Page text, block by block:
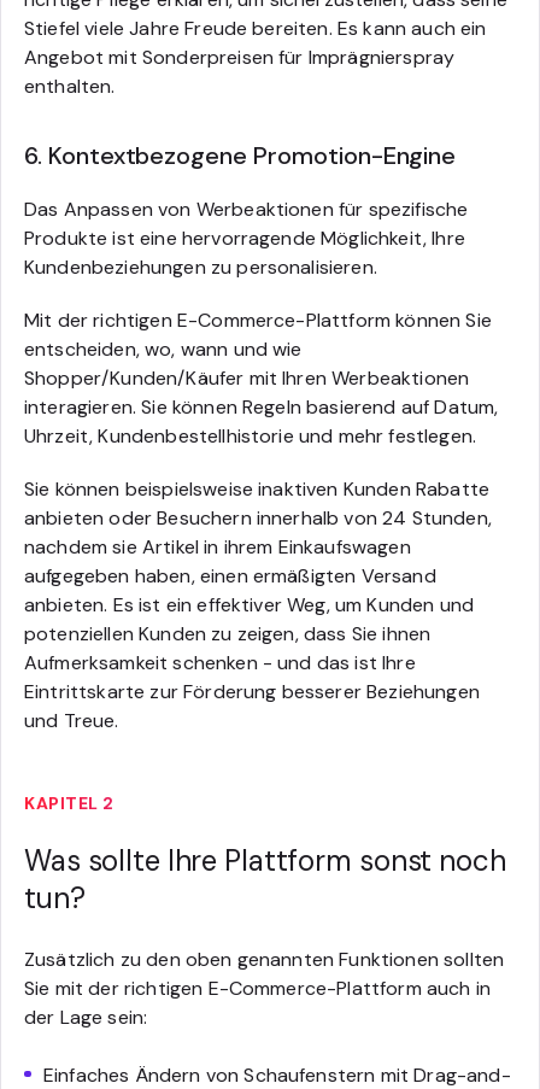
Stiefel viele Jahre Freude bereiten. Es kann auch ein
Angebot mit Sonderpreisen für Imprägnierspray
enthalten.
6. Kontextbezogene Promotion-Engine
Das Anpassen von Werbeaktionen für spezifische
Produkte ist eine hervorragende Möglichkeit, Ihre
Kundenbeziehungen zu personalisieren.
Mit der richtigen E-Commerce-Plattform können Sie
entscheiden, wo, wann und wie
Shopper/Kunden/Käufer mit Ihren Werbeaktionen
interagieren. Sie können Regeln basierend auf Datum,
Uhrzeit, Kundenbestellhistorie und mehr festlegen.
Sie können beispielsweise inaktiven Kunden Rabatte
anbieten oder Besuchern innerhalb von 24 Stunden,
nachdem sie Artikel in ihrem Einkaufswagen
aufgegeben haben, einen ermäßigten Versand
anbieten. Es ist ein effektiver Weg, um Kunden und
potenziellen Kunden zu zeigen, dass Sie ihnen
Aufmerksamkeit schenken - und das ist Ihre
Eintrittskarte zur Förderung besserer Beziehungen
und Treue.
KAPITEL 2
Was sollte Ihre Plattform sonst noch
tun?
Zusätzlich zu den oben genannten Funktionen sollten
Sie mit der richtigen E-Commerce-Plattform auch in
der Lage sein:
Einfaches Ändern von Schaufenstern mit Drag-and-